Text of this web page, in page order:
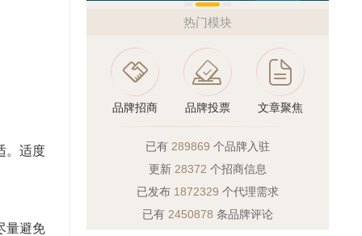
。适度
量避免
热门模块
品牌招商 品牌投票 文章聚焦
已有 289869 个品牌入驻
更新 28372 个招商信息
已发布 1872329 个代理需求
已有 2450878 条品牌评论